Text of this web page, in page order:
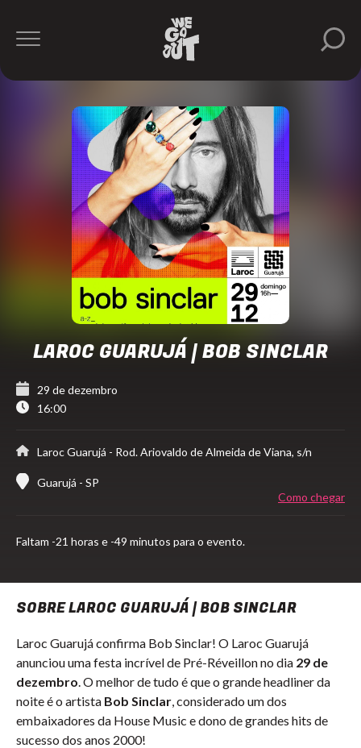
Bob
Curol
Pontifexx
https://www.instagram.com/laroc.guaruja/
LAROC GUARUJÁ | BOB SINCLAR
29 de dezembro
16:00
Laroc Guarujá - Rod. Ariovaldo de Almeida de Viana, s/n
Guarujá - SP
Como chegar
Faltam -21 horas e -49 minutos para o evento.
SOBRE LAROC GUARUJÁ | BOB SINCLAR
Laroc Guarujá confirma Bob Sinclar! O Laroc Guarujá
anunciou uma festa incrível de Pré-Réveillon no dia 29 de
dezembro. O melhor de tudo é que o grande headliner da
noite é o artista Bob Sinclar, considerado um dos
embaixadores da House Music e dono de grandes hits de
sucesso dos anos 2000!